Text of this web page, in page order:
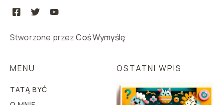
Stworzone przezCoś Wymyślę
MENU
TATĄ BYĆ
OSTATNI WPIS